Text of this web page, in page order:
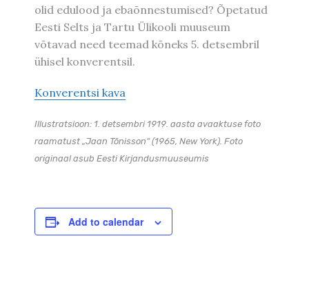
olid edulood ja ebaõnnestumised? Õpetatud
Eesti Selts ja Tartu Ülikooli muuseum
võtavad need teemad kõneks 5. detsembril
ühisel konverentsil.
Konverentsi kava
Illustratsioon: 1. detsembri 1919. aasta avaaktuse foto
raamatust „Jaan Tõnisson“ (1965, New York). Foto
originaal asub Eesti Kirjandusmuuseumis
Add to calendar